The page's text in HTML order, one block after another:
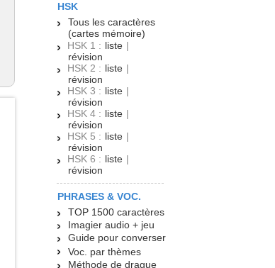
HSK
Tous les caractères
(cartes mémoire)
HSK 1 : liste |
révision
HSK 2 : liste |
révision
HSK 3 : liste |
révision
HSK 4 : liste |
révision
HSK 5 : liste |
révision
HSK 6 : liste |
révision
PHRASES & VOC.
TOP 1500 caractères
Imagier audio + jeu
Guide pour converser
Voc. par thèmes
Méthode de drague